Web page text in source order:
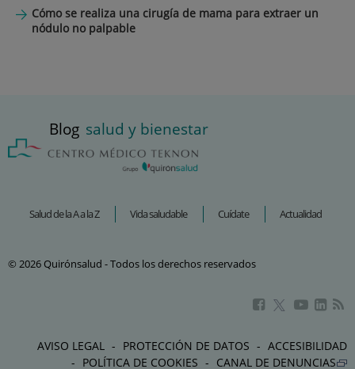
Cómo se realiza una cirugía de mama para extraer un
nódulo no palpable
Blog salud y bienestar
Salud de la A a la Z Vida saludable Cuídate Actualidad
© 2026 Quirónsalud - Todos los derechos reservados
Este
abrirá
Este
se
abrirá
Este
abrirá
Este
AVISO LEGAL PROTECCIÓN DE DATOS
ACCESIBILIDAD
POLÍTICA DE COOKIES
CANAL DE DENUNCIAS